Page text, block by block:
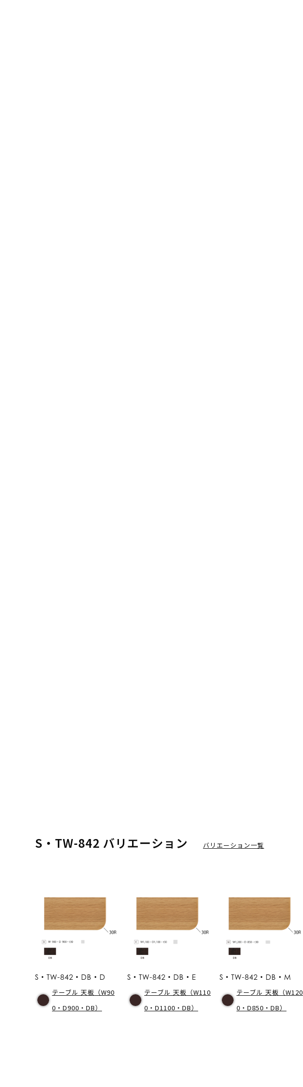
S・TW-842 バリエーション バリエーション一覧
S・TW-842・DB・D
テーブル 天板（W90
0・D900・DB）
S・TW-842・DB・E
テーブル 天板（W110
0・D1100・DB）
S・TW-842・DB・M
テーブル 天板（W120
0・D850・DB）